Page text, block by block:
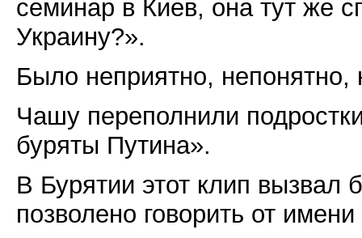
семинар в Киев, она тут же
Украину?».
Было неприятно, непонятно,
Чашу переполнили
буряты Путина».
В Бурятии этот клип
позволено говорить от